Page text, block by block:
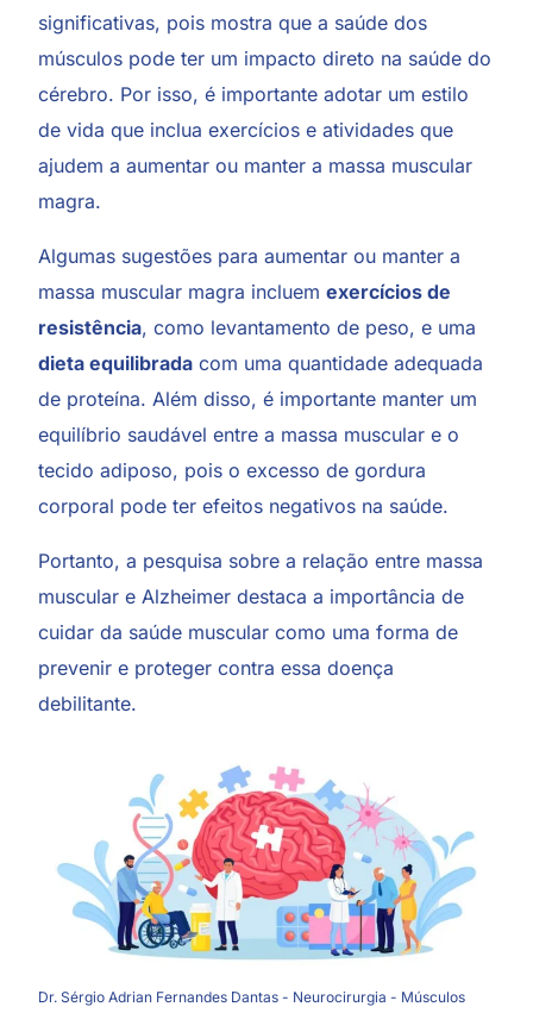
significativas, pois mostra que a saúde dos
músculos pode ter um impacto direto na saúde do
cérebro. Por isso, é importante adotar um estilo
de vida que inclua exercícios e atividades que
ajudem a aumentar ou manter a massa muscular
magra.
Algumas sugestões para aumentar ou manter a
massa muscular magra incluemexercícios de
resistência, como levantamento de peso, e uma
dieta equilibrada com uma quantidade adequada
de proteína. Além disso, é importante manter um
equilíbrio saudável entre a massa muscular e o
tecido adiposo, pois o excesso de gordura
corporal pode ter efeitos negativos na saúde.
Portanto, a pesquisa sobre a relação entre massa
muscular e Alzheimer destaca a importância de
cuidar da saúde muscular como uma forma de
prevenir e proteger contra essa doença
debilitante.
Dr. Sérgio Adrian Fernandes Dantas - Neurocirurgia - Músculos